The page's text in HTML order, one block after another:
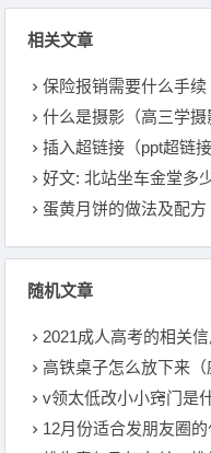
相关文章
保险报销需要什么手续
什么是摄影（高三学摄
插入超链接（ppt超链
好文: 北站坐车金堂多
蛋黄月饼的做法及配方
随机文章
2021成人高考的相关
高铁桌子怎么放下来（
v领太低改小小窍门是
12月份适合发朋友圈